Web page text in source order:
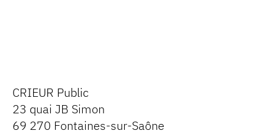
CRIEUR Public
23 quai JB Simon
69 270 Fontaines-sur-Saône